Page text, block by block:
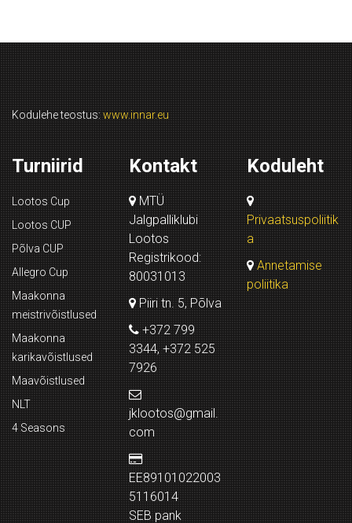
Kodulehe teostus: www.innar.eu
Turniirid
Lootos Cup
Lootos CUP
Põlva CUP
Allegro Cup
Maakonna
meistrivõistlused
Maakonna
karikavõistlused
Maavõistlused
NLT
4 Seasons
Kontakt
MTÜ
Jalgpalliklubi
Lootos
Registrikood:
80031013
Piiri tn. 5, Põlva
+372 799
3344, +372 525
7926
jklootos@gmail.
com
EE89101022003
5116014
SEB pank
Koduleht
Privaatsuspoliitik
a
Annetamise
poliitika